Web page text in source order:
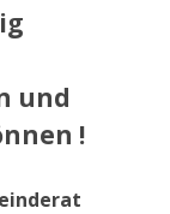
und
!